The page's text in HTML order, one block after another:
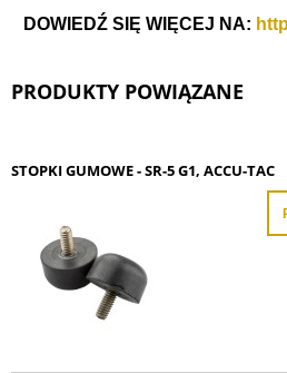
DOWIEDŹ SIĘ WIĘCEJ NA:
PRODUKTY POWIĄZANE
STOPKI GUMOWE - SR-5 G1, ACCU-TAC